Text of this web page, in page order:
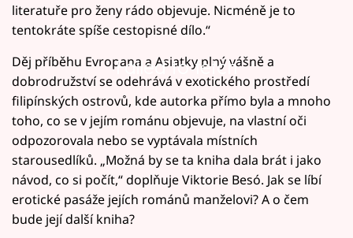
literatuře pro ženy rádo objevuje. Nicméně je to
tentokráte spíše cestopisné dílo.“
Failed to fetch
Děj příběhu Evropana a Asiatky plný vášně a
dobrodružství se odehrává v exotického prostředí
filipínských ostrovů, kde autorka přímo byla a mnoho
toho, co se v jejím románu objevuje, na vlastní oči
odpozorovala nebo se vyptávala místních
starousedlíků. „Možná by se ta kniha dala brát i jako
návod, co si počít,“ doplňuje Viktorie Besó. Jak se líbí
erotické pasáže jejích románů manželovi? A o čem
bude její další kniha?